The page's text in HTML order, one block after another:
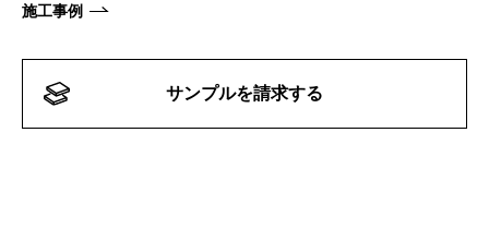
施工事例
サンプルを請求する